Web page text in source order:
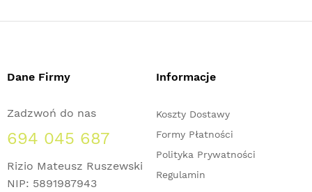
Dane Firmy
Zadzwoń do nas
694 045 687
Rizio Mateusz Ruszewski
NIP: 5891987943
Informacje
Koszty Dostawy
Formy Płatności
Polityka Prywatności
Regulamin